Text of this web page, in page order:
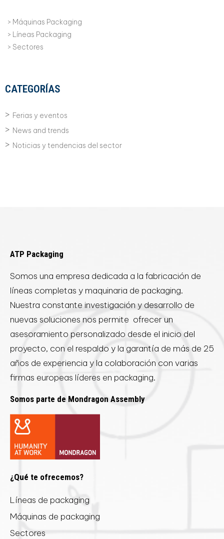
Máquinas Packaging
Líneas Packaging
Sectores
CATEGORÍAS
Ferias y eventos
News and trends
Noticias y tendencias del sector
ATP Packaging
Somos una empresa dedicada a la fabricación de
líneas completas y maquinaria de packaging.
Nuestra constante investigación y desarrollo de
nuevas soluciones nos permite ofrecer un
asesoramiento personalizado desde el inicio del
proyecto, con el respaldo y la garantía de más de 25
años de experiencia y la colaboración con varias
firmas europeas líderes en packaging.
Somos parte de Mondragon Assembly
¿Qué te ofrecemos?
Líneas de packaging
Máquinas de packaging
Sectores